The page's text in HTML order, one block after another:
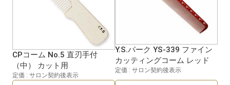
CPコーム No.5 直刃手付
（中） カット用
定価 : サロン契約後表示
Y.S.パーク YS-339 ファイン
カッティングコーム レッド
定価 : サロン契約後表示